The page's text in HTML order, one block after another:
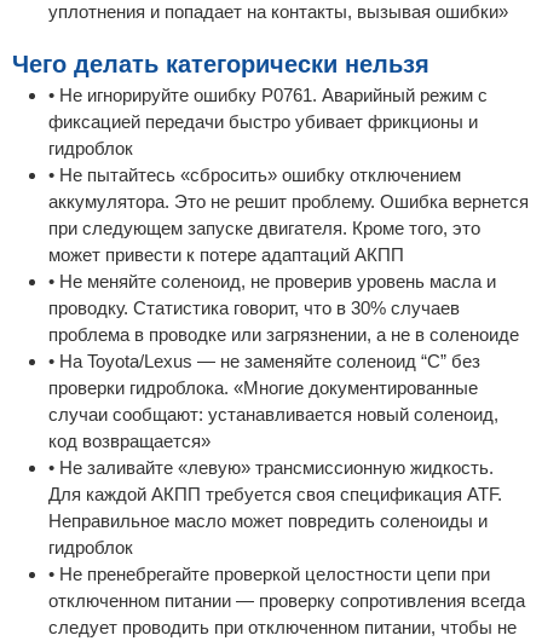
уплотнения и попадает на контакты, вызывая ошибки»
Чего делать категорически нельзя
• Не игнорируйте ошибку P0761. Аварийный режим с
фиксацией передачи быстро убивает фрикционы и
гидроблок
• Не пытайтесь «сбросить» ошибку отключением
аккумулятора. Это не решит проблему. Ошибка вернется
при следующем запуске двигателя. Кроме того, это
может привести к потере адаптаций АКПП
• Не меняйте соленоид, не проверив уровень масла и
проводку. Статистика говорит, что в 30% случаев
проблема в проводке или загрязнении, а не в соленоиде
• На Toyota/Lexus — не заменяйте соленоид “C” без
проверки гидроблока. «Многие документированные
случаи сообщают: устанавливается новый соленоид,
код возвращается»
• Не заливайте «левую» трансмиссионную жидкость.
Для каждой АКПП требуется своя спецификация ATF.
Неправильное масло может повредить соленоиды и
гидроблок
• Не пренебрегайте проверкой целостности цепи при
отключенном питании — проверку сопротивления всегда
следует проводить при отключенном питании, чтобы не